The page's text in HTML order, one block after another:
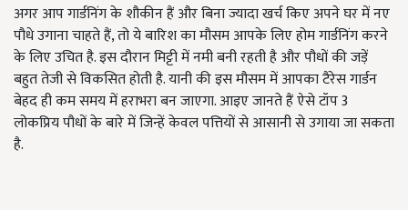
अगर आप गार्डनिंग के शौकीन हैं और बिना ज्यादा खर्च किए अपने घर में नए
पौधे उगाना चाहते हैं, तो ये बारिश का मौसम आपके लिए होम गार्डनिंग करने
के लिए उचित है. इस दौरान मिट्टी में नमी बनी रहती है और पौधों की जड़ें
बहुत तेजी से विकसित होती है. यानी की इस मौसम में आपका टैरेस गार्डन
बेहद ही कम समय में हराभरा बन जाएगा. आइए जानते हैं ऐसे टॉप 3
लोकप्रिय पौधों के बारे में जिन्हें केवल पत्तियों से आसानी से उगाया जा सकता
है.